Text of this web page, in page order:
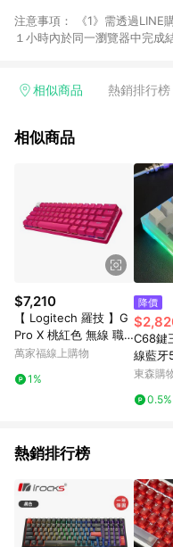
注意事項： 《1》需透過LINE
１小時內於同一瀏覽器中完成
在點數回饋範圍內。 《3》如
品、票券、訂閱方案、
值點數、點數/禮物卡 [2025/
[2026/6/2起適用] 《5》回饋
扣 (含折價券折扣)】、【P幣
運費】等金額。 《6》符合
家訂單頁面標示「LINE回饋
POINTS點數資格亦不得使用
「單一商品最高回饋點數」機
限」)，以同一訂單中同一商
當下LINE購物所設定的回饋機
訊整合性平台，商品資料更
顏色、價位、贈品與PChome
頁標示為準！
相似商品 熱銷排行榜
相似商品
$7,210
【 Logitech 羅技 】G
Pro X 桃紅色 無線 職
業機械式 60% 電競 鍵
萬家福線上購物
1%
降價
C68鍵
線藍牙
藍側刻
東森購
0.5%
熱銷排行榜